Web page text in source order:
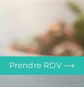
Prendre RDV ⟶